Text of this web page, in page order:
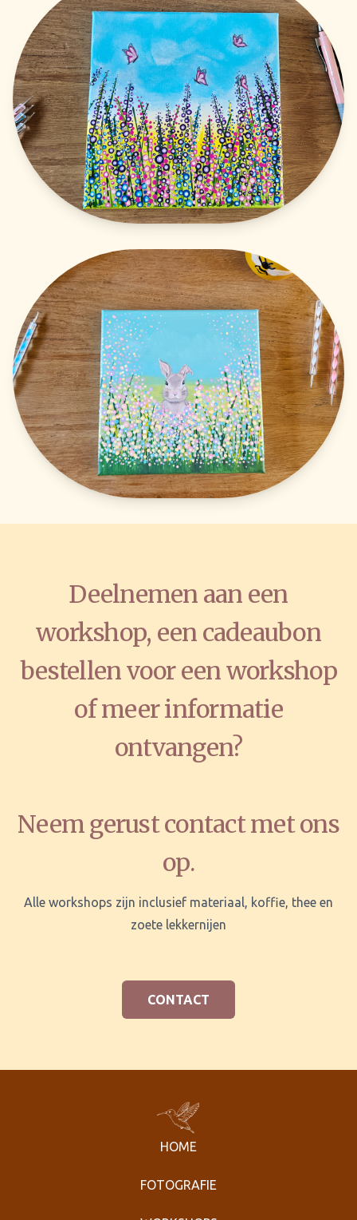
Deelnemen aan een
workshop, een cadeaubon
bestellen voor een workshop
of meer informatie
ontvangen?
Neem gerust contact met ons
op.
Alle workshops zijn inclusief materiaal, koffie, thee en
zoete lekkernijen
CONTACT
HOME
FOTOGRAFIE